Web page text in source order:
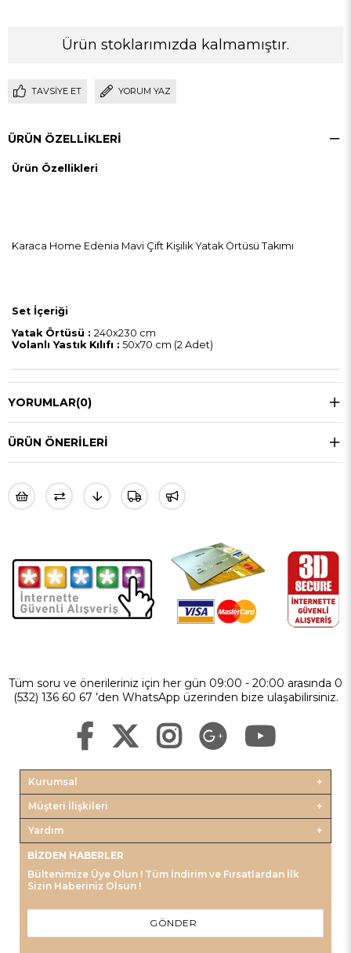
Ürün stoklarımızda kalmamıştır.
TAVSIYE ET YORUM YAZ
ÜRÜN ÖZELLIKLERI
Ürün Özellikleri
Karaca Home Edenia Mavi Çift Kişilik Yatak Örtüsü Takımı
Set İçeriği
Yatak Örtüsü : 240x230 cm
Volanlı Yastık Kılıfı : 50x70 cm (2 Adet)
YORUMLAR(0)
ÜRÜN ÖNERILERI
Tüm soru ve önerileriniz için her gün 09:00 - 20:00 arasında 0
(532) 136 60 67 ’den WhatsApp üzerinden bize ulaşabilirsiniz.
Kurumsal
Müşteri İlişkileri
Yardım
BIZDEN HABERLER
Bültenimize Üye Olun ! Tüm İndirim ve Fırsatlardan İlk
Sizin Haberiniz Olsun !
GÖNDER